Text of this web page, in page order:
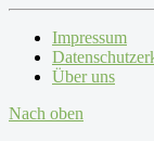
Impressum
Über uns
Nach oben